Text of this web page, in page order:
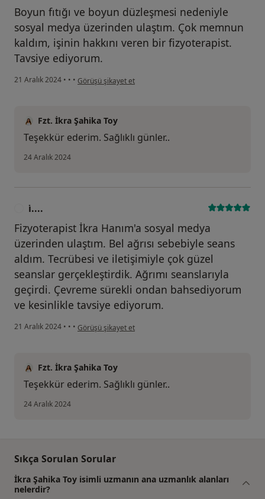
Boyun fıtığı ve boyun düzleşmesi nedeniyle
sosyal medya üzerinden ulaştım. Çok memnun
kaldım, işinin hakkını veren bir fizyoterapist.
Tavsiye ediyorum.
21 Aralık 2024 • • • kullanıcının görüşüne göre h.....
Görüşü şikayet et
Fzt. İkra Şahika Toy
Teşekkür ederim. Sağlıklı günler..
24 Aralık 2024
i̇....
Fizyoterapist İkra Hanım'a sosyal medya
üzerinden ulaştım. Bel ağrısı sebebiyle seans
aldım. Tecrübesi ve iletişimiyle çok güzel
seanslar gerçekleştirdik. Ağrımı seanslarıyla
geçirdi. Çevreme sürekli ondan bahsediyorum
ve kesinlikle tavsiye ediyorum.
21 Aralık 2024 • • • kullanıcının görüşüne göre i̇....
Görüşü şikayet et
Fzt. İkra Şahika Toy
Teşekkür ederim. Sağlıklı günler..
24 Aralık 2024
Sıkça Sorulan Sorular
İkra Şahika Toy isimli uzmanın ana uzmanlık alanları
nelerdir?